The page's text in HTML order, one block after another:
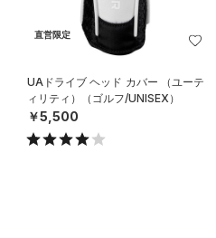
直営限定
UAドライブ ヘッド カバー （ユーテ
ィリティ）（ゴルフ/UNISEX）
￥5,500